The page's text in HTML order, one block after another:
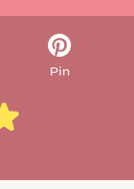
Pin